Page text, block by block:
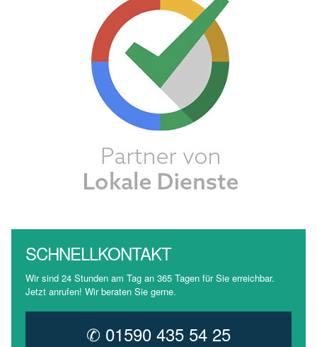
SCHNELLKONTAKT
Wir sind 24 Stunden am Tag an 365 Tagen für Sie erreichbar.
Jetzt anrufen! Wir beraten Sie gerne.
✆ 01590 435 54 25